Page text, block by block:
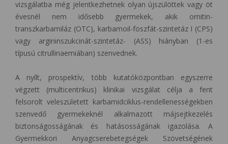
vizsgálatba még jelentkezhetnek olyan újszülöttek vagy öt
évesnél nem idősebb gyermekek, akik ornitin-
transzkarbamiláz (OTC), karbamoil-foszfát-szintetáz I (CPS)
vagy argininszukcinát-szintetáz- (ASS) hiányban (1-es
típusú citrullinaemiában) szenvednek.
A nyílt, prospektív, több kutatóközpontban egyszerre
végzett (multicentrikus) klinikai vizsgálat célja a fent
felsorolt veleszületett karbamidciklus-rendellenességekben
szenvedő gyermekeknél alkalmazott májsejtkezelés
biztonságosságának és hatásosságának igazolása. A
Gyermekkori Anyagcserebetegségek Szövetségének